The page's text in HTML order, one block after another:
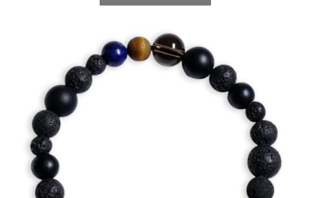
har
Mulighederne
kan
vælges
på
varesiden